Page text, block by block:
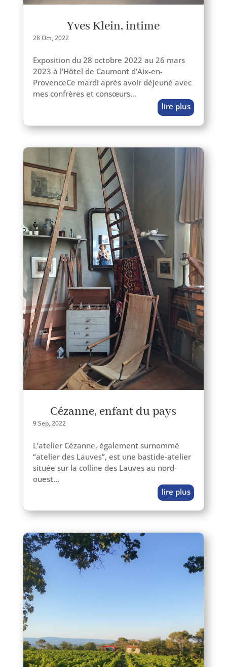
Yves Klein, intime
28 Oct, 2022
Exposition du 28 octobre 2022 au 26 mars
2023 à l’Hôtel de Caumont d’Aix-en-
ProvenceCe mar­di après avoir déjeu­né avec
mes confrères et consœurs…
lire plus
Cézanne, enfant du pays
9 Sep, 2022
L’atelier Cézanne, éga­le­ment sur­nom­mé
“ate­lier des Lauves”, est une bastide-atelier
située sur la col­line des Lauves au nord-
ouest…
lire plus